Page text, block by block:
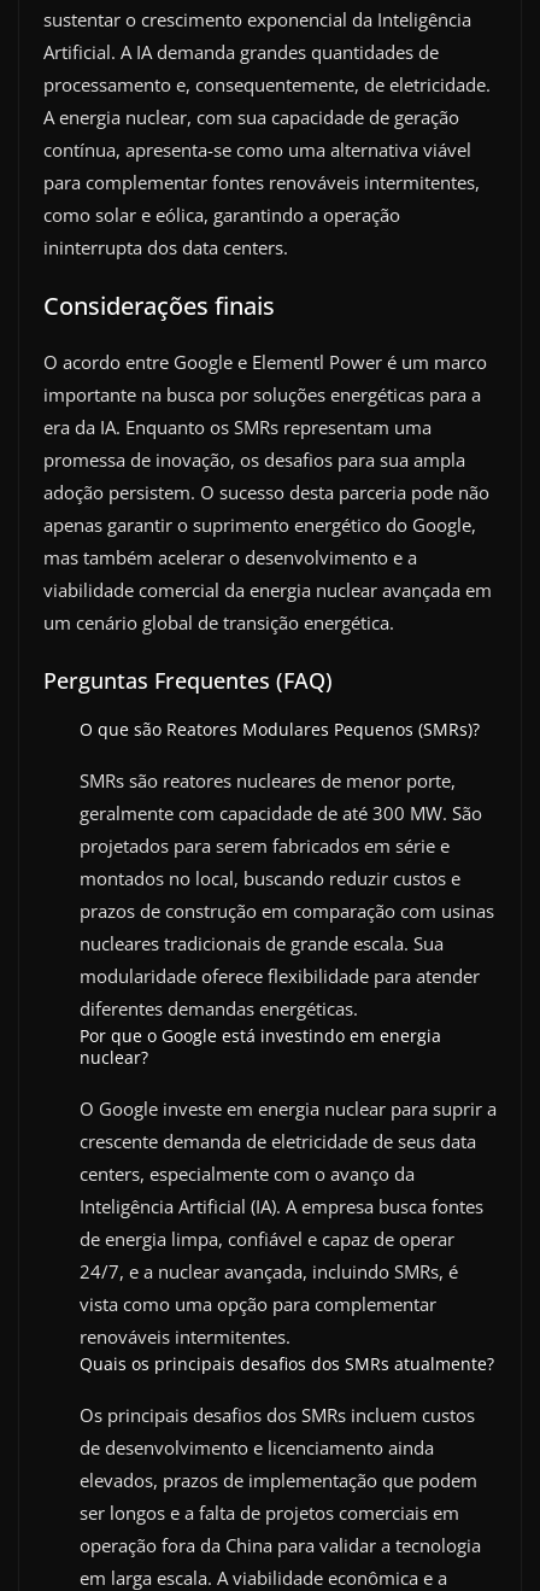
sustentar o crescimento exponencial da Inteligência
Artificial. A IA demanda grandes quantidades de
processamento e, consequentemente, de eletricidade.
A energia nuclear, com sua capacidade de geração
contínua, apresenta-se como uma alternativa viável
para complementar fontes renováveis intermitentes,
como solar e eólica, garantindo a operação
ininterrupta dos data centers.
Considerações finais
O acordo entre Google e Elementl Power é um marco
importante na busca por soluções energéticas para a
era da IA. Enquanto os SMRs representam uma
promessa de inovação, os desafios para sua ampla
adoção persistem. O sucesso desta parceria pode não
apenas garantir o suprimento energético do Google,
mas também acelerar o desenvolvimento e a
viabilidade comercial da energia nuclear avançada em
um cenário global de transição energética.
Perguntas Frequentes (FAQ)
O que são Reatores Modulares Pequenos (SMRs)?
SMRs são reatores nucleares de menor porte,
geralmente com capacidade de até 300 MW. São
projetados para serem fabricados em série e
montados no local, buscando reduzir custos e
prazos de construção em comparação com usinas
nucleares tradicionais de grande escala. Sua
modularidade oferece flexibilidade para atender
diferentes demandas energéticas.
Por que o Google está investindo em energia
nuclear?
O Google investe em energia nuclear para suprir a
crescente demanda de eletricidade de seus data
centers, especialmente com o avanço da
Inteligência Artificial (IA). A empresa busca fontes
de energia limpa, confiável e capaz de operar
24/7, e a nuclear avançada, incluindo SMRs, é
vista como uma opção para complementar
renováveis intermitentes.
Quais os principais desafios dos SMRs atualmente?
Os principais desafios dos SMRs incluem custos
de desenvolvimento e licenciamento ainda
elevados, prazos de implementação que podem
ser longos e a falta de projetos comerciais em
operação fora da China para validar a tecnologia
em larga escala. A viabilidade econômica e a